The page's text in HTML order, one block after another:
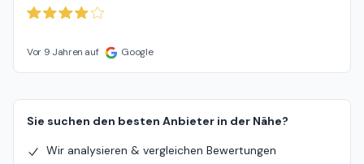
Vor 9 Jahren auf Google
Sie suchen den besten Anbieter in der Nähe?
Wir analysieren & vergleichen Bewertungen